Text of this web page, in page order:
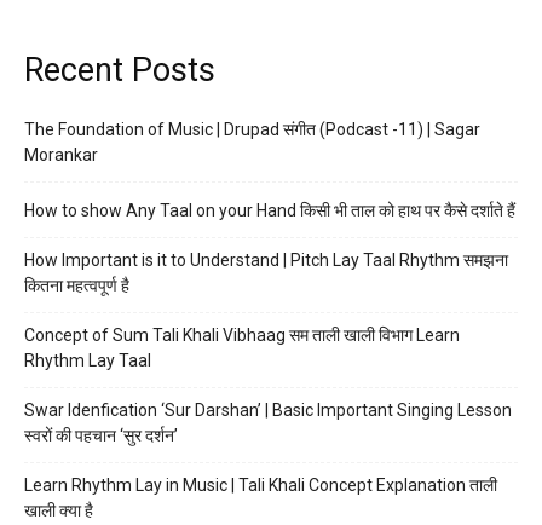
Recent Posts
The Foundation of Music | Drupad संगीत (Podcast -11) | Sagar
Morankar
How to show Any Taal on your Hand किसी भी ताल को हाथ पर कैसे दर्शाते हैं
How Important is it to Understand | Pitch Lay Taal Rhythm समझना
कितना महत्वपूर्ण है
Concept of Sum Tali Khali Vibhaag सम ताली खाली विभाग Learn
Rhythm Lay Taal
Swar Idenfication ‘Sur Darshan’ | Basic Important Singing Lesson
स्वरों की पहचान ‘सुर दर्शन’
Learn Rhythm Lay in Music | Tali Khali Concept Explanation ताली
खाली क्या है